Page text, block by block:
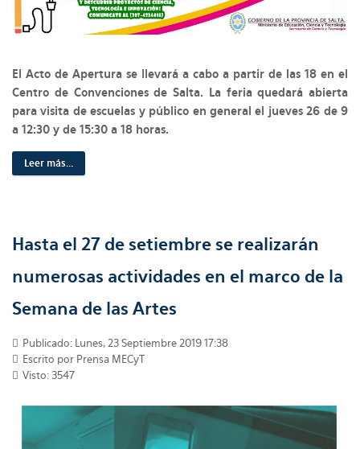
El Acto de Apertura se llevará a cabo a partir de las 18 en el
Centro de Convenciones de Salta. La feria quedará abierta
para visita de escuelas y público en general el jueves 26 de 9
a 12:30 y de 15:30 a 18 horas.
Leer más...
Hasta el 27 de setiembre se realizarán
numerosas actividades en el marco de la
Semana de las Artes
Publicado: Lunes, 23 Septiembre 2019 17:38
Escrito por Prensa MECyT
Visto: 3547